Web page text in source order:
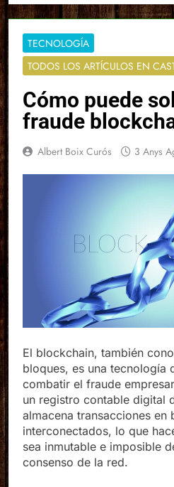
TECNOLOGÍA
TODOS LOS ARTÍCULOS EN
Cómo puede
fraude
Albert Boix Curós 3 Anys
El blockchain, también
bloques, es una tecnología
combatir el fraude
un registro contable digital
almacena transacciones en
interconectados, lo que
sea inmutable e imposible
consenso de la red.